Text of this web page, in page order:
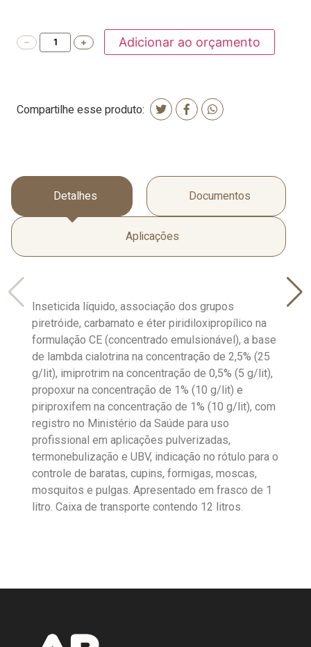
Adicionar ao orçamento
Compartilhe esse produto:
Detalhes Documentos
Aplicações
Inseticida líquido, associação dos grupos
piretróide, carbamato e éter piridiloxipropílico na
formulação CE (concentrado emulsionável), a base
de lambda cialotrina na concentração de 2,5% (25
g/lit), imiprotrim na concentração de 0,5% (5 g/lit),
propoxur na concentração de 1% (10 g/lit) e
piriproxifem na concentração de 1% (10 g/lit), com
registro no Ministério da Saúde para uso
profissional em aplicações pulverizadas,
termonebulização e UBV, indicação no rótulo para o
controle de baratas, cupins, formigas, moscas,
mosquitos e pulgas. Apresentado em frasco de 1
litro. Caixa de transporte contendo 12 litros.